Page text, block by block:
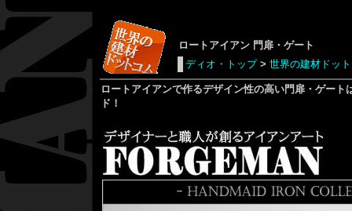
ロートアイアン 門扉・ゲート
ディオ・トップ > 世界の建材ドッ
ロートアイアンで作るデザイン性の高い門扉・ゲート
ド！